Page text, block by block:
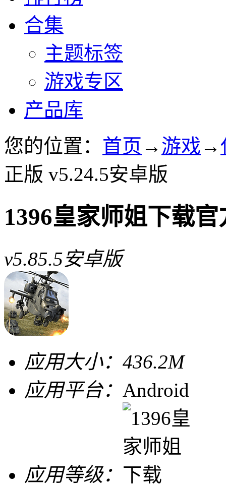
合集
主题标签
游戏专区
产品库
您的位置： 首页 → 游戏 →
正版 v5.24.5安卓版
1396皇家师姐下载
v5.85.5安卓版
应用大小： 436.2M
应用平台： Android
应用等级：